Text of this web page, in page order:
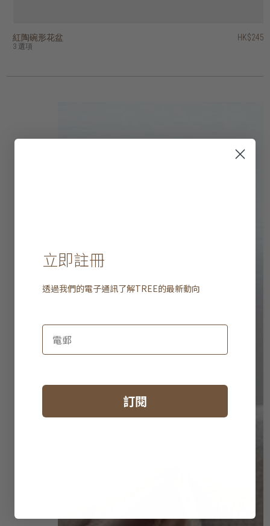
紅陶碗形花盆
3 選項
HK$245
紅陶錐形花盆
9 選項
HK$175
紅陶條紋花盆 HK$425
紅陶羅紋花盆
2 選項
HK$395
紅陶棱紋裝飾碗 HK$595
紅陶條紋花盆 HK$475
紅陶圓形質樸花盆 HK$575
紅陶錐形花盆 - 連底盤
3 選項
HK$295
紅陶兩色圓柱花盆
2 選項
HK$245
紅陶薑罐形花瓶 HK$495
立即註冊
透過我們的電子通訊了解TREE的最新動向
訂閱